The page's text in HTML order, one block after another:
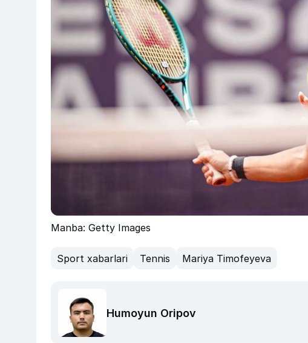
Manba: Getty Images
Sport xabarlari Tennis Mariya Timofeyeva
Humoyun Oripov